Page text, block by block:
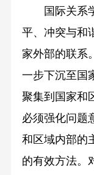
国际关系学
平、冲突与和
家外部的联系
一步下沉至国
聚集到国家和
必须强化问题
和区域内部的
的有效方法。